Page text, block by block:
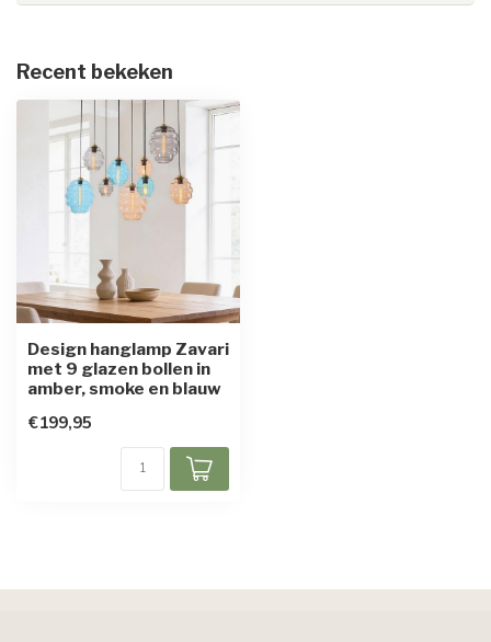
Recent bekeken
Design hanglamp Zavari
met 9 glazen bollen in
amber, smoke en blauw
€199,95